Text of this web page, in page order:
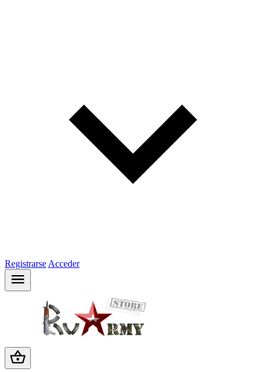
Registrarse Acceder